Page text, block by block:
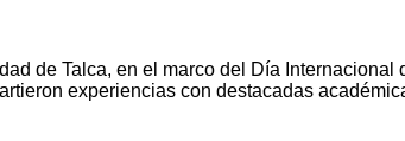
de Talca, en el marco del Día Internacional
experiencias con destacadas